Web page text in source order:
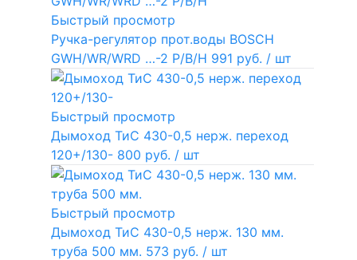
Быстрый просмотр
Ручка-регулятор прот.воды BOSCH
GWH/WR/WRD …-2 P/B/H 991 руб. / шт
Быстрый просмотр
Дымоход ТиС 430-0,5 нерж. переход
120+/130- 800 руб. / шт
Быстрый просмотр
Дымоход ТиС 430-0,5 нерж. 130 мм.
труба 500 мм. 573 руб. / шт